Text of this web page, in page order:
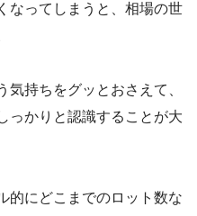
なってしまうと、相場の世
気持ちをグッとおさえて、
っかりと認識することが大
的にどこまでのロット数な